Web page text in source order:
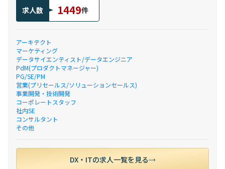
求人数 1449件
アーキテクト
マーケティング
データサイエンティスト/データエンジニア
PdM(プロダクトマネージャー)
PG/SE/PM
営業(プリセールス/ソリューションセールス)
事業開発・技術開発
コーポレートスタッフ
社内SE
コンサルタント
その他
DX・ITの求人一覧を見る